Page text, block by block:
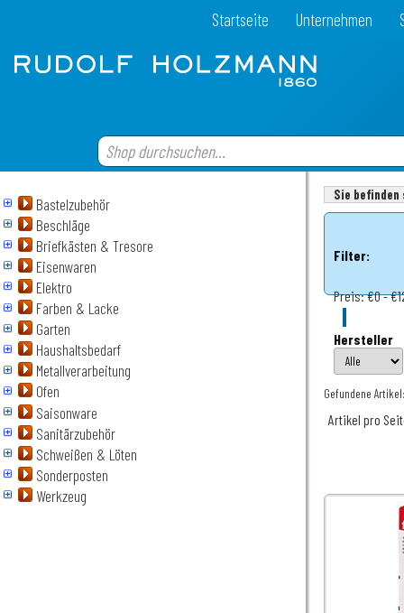
Startseite Unternehmen
Bastelzubehör
Beschläge
Briefkästen & Tresore
Eisenwaren
Elektro
Farben & Lacke
Garten
Haushaltsbedarf
Metallverarbeitung
Ofen
Saisonware
Sanitärzubehör
Schweißen & Löten
Sonderposten
Werkzeug
Sie
Filter:
Preis:€0 -
Hersteller
Gefundene
Artikel pro